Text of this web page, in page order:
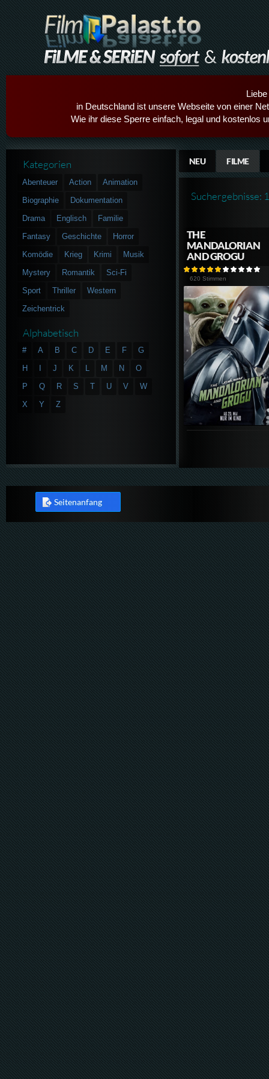
in Deutschland ist unsere Webseite von einer
Wie ihr diese Sperre einfach, legal und kostenlos
NEU FILME
Suchergebnisse: 1
THE
MANDALORIAN
AND GROGU
620 Stimmen
Kategorien
Abenteuer Action
Animation
Biographie
Dokumentation
Drama
Englisch
Familie
Fantasy
Geschichte
Horror
Komödie
Krieg Krimi
Musik
Mystery
Romantik
Sci-Fi
Sport
Thriller
Western
Zeichentrick
Alphabetisch
# A B C D E F
G
H
J K L M N
O
P
Q R S T U V
W
X
Y Z
Seitenanfang